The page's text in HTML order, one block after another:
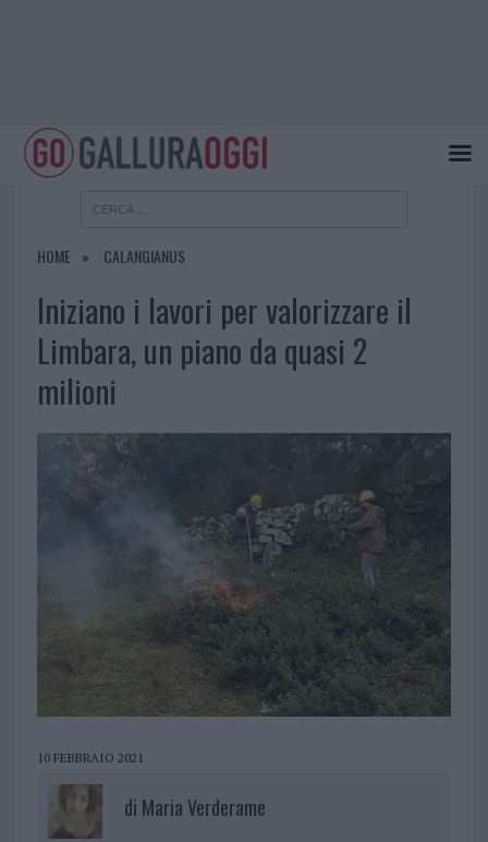
HOME CALANGIANUS
Iniziano i lavori per valorizzare il
Limbara, un piano da quasi 2
milioni
10 FEBBRAIO 2021
di Maria Verderame